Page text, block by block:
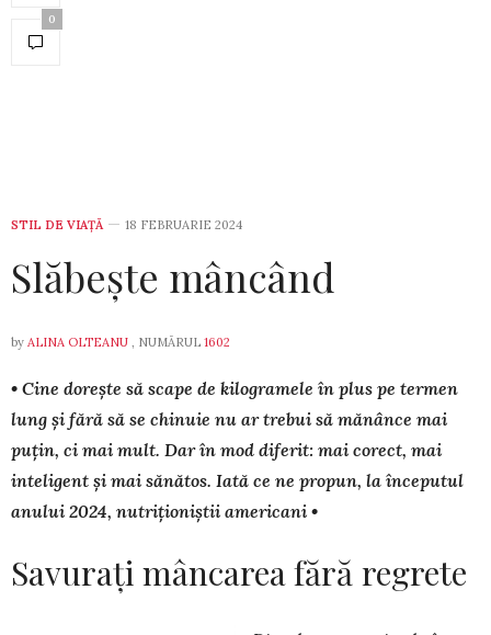
0
STIL DE VIA­ŢĂ 18 FEBRUARIE 2024
Slăbește mâncând
by ALINA OLTEANU , NUMĂRUL 1602
• Cine dorește să scape de kilogramele în plus pe termen
lung și fără să se chinuie nu ar trebui să mănânce mai
puțin, ci mai mult. Dar în mod diferit: mai corect, mai
inteligent și mai să­nătos. Iată ce ne propun, la începutul
anului 2024, nutriționiștii americani •
Savurați mâncarea fără regrete